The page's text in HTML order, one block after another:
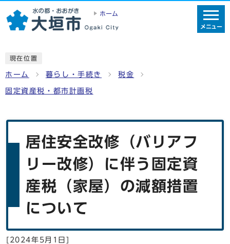
ホーム
メニュー
現在位置
ホーム 暮らし・手続き 税金
固定資産税・都市計画税
居住安全改修（バリアフ
リー改修）に伴う固定資
産税（家屋）の減額措置
について
[ 2024年5月1日]